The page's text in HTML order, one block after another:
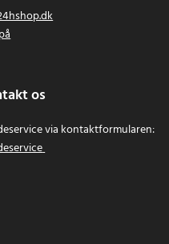
os
via kontaktformularen: